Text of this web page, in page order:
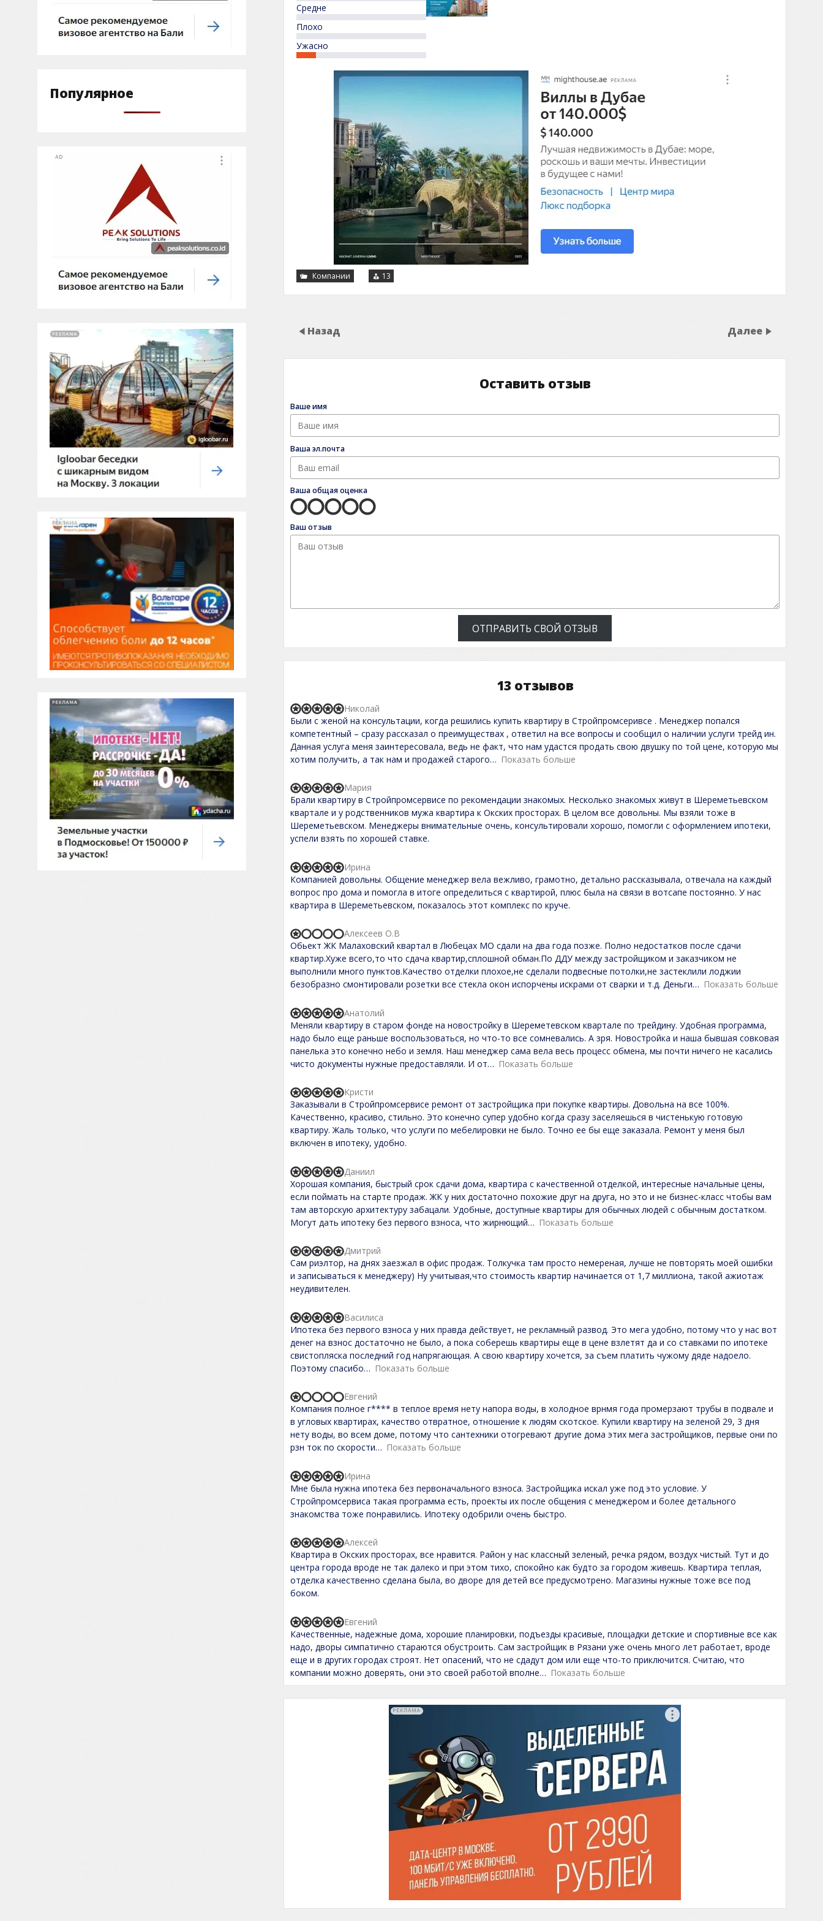
Средне
Плохо
Ужасно
Компании 13
Назад Далее
Оставить отзыв
Ваше имя
Ваша эл.почта
Ваша общая оценка
Ваш отзыв
ОТПРАВИТЬ СВОЙ ОТЗЫВ
13 отзывов
R
a
t
d
5
0
o
u
t
f
5
Были с женой на консультации, когда решились купить квартиру в Стройпромсеривсе . Менеджер попался
компетентный – сразу рассказал о преимуществах , ответил на все вопросы и сообщил о наличии услуги трейд ин.
Данная услуга меня заинтересовала, ведь не факт, что нам удастся продать свою двушку по той цене, которую мы
хотим получить, а так нам и продажей старого
Показать больше
Николай
R
a
t
e
d
5
0
o
u
t
o
f
Брали квартиру в Стройпромсервисе по рекомендации знакомых. Несколько знакомых живут в Шереметьевском
квартале и у родственников мужа квартира к Окских просторах. В целом все довольны. Мы взяли тоже в
Шереметьевском. Менеджеры внимательные очень, консультировали хорошо, помогли с оформлением ипотеки,
успели взять по хорошей ставке.
Мария
R
a
t
d
,
0
o
u
t
f
Компанией довольны. Общение менеджер вела вежливо, грамотно, детально рассказывала, отвечала на каждый
вопрос про дома и помогла в итоге определиться с квартирой, плюс была на связи в вотсапе постоянно. У нас
квартира в Шереметьевском, показалось этот комплекс по круче.
Ирина
R
a
t
e
d
1
0
o
u
t
o
f
5
Обьект ЖК Малаховский квартал в Любецах МО сдали на два года позже. Полно недостатков после сдачи
квартир.Хуже всего,то что сдача квартир,сплошной обман.По ДДУ между застройщиком и заказчиком не
выполнили много пунктов.Качество отделки плохое,не сделали подвесные потолки,не застеклили лоджии
безобразно смонтировали розетки все стекла окон испорчены искрами от сварки и т.д. Деньги
Показать больше
Алексеев О.В
R
a
t
d
5
0
o
u
t
f
5
Меняли квартиру в старом фонде на новостройку в Шереметевском квартале по трейдину. Удобная программа,
надо было еще раньше воспользоваться, но что-то все сомневались. А зря. Новостройка и наша бывшая совковая
панелька это конечно небо и земля. Наш менеджер сама вела весь процесс обмена, мы почти ничего не касались
чисто документы нужные предоставляли. И от
Показать больше
Анатолий
R
a
t
e
d
5
0
o
u
t
o
f
5
Заказывали в Стройпромсервисе ремонт от застройщика при покупке квартиры. Довольна на все 100%.
Качественно, красиво, стильно. Это конечно супер удобно когда сразу заселяешься в чистенькую готовую
квартиру. Жаль только, что услуги по мебелировки не было. Точно ее бы еще заказала. Ремонт у меня был
включен в ипотеку, удобно.
Кристи
R
a
t
d
5
0
o
u
t
f
Хорошая компания, быстрый срок сдачи дома, квартира с качественной отделкой, интересные начальные цены,
если поймать на старте продаж. ЖК у них достаточно похожие друг на друга, но это и не бизнес-класс чтобы вам
там авторскую архитектуру забацали. Удобные, доступные квартиры для обычных людей с обычным достатком.
Могут дать ипотеку без первого взноса, что жирнющий
Показать больше
Даниил
R
a
t
e
d
,
0
o
u
t
o
f
Сам риэлтор, на днях заезжал в офис продаж. Толкучка там просто немереная, лучше не повторять моей ошибки
и записываться к менеджеру) Ну учитывая,что стоимость квартир начинается от 1,7 миллиона, такой ажиотаж
неудивителен.
Дмитрий
R
a
t
d
5
0
o
u
t
f
5
Ипотека без первого взноса у них правда действует, не рекламный развод. Это мега удобно, потому что у нас вот
денег на взнос достаточно не было, а пока соберешь квартиры еще в цене взлетят да и со ставками по ипотеке
свистопляска последний год напрягающая. А свою квартиру хочется, за съем платить чужому дяде надоело.
Поэтому спасибо
Показать больше
Василиса
R
a
t
e
d
1
0
o
u
t
o
f
Компания полное г**** в теплое время нету напора воды, в холодное врнмя года промерзают трубы в подвале и
в угловых квартирах, качество отвратное, отношение к людям скотское. Купили квартиру на зеленой 29, 3 дня
нету воды, во всем доме, потому что сантехники отогревают другие дома этих мега застройщиков, первые они по
рзн ток по скорости
Показать больше
Евгений
R
a
t
e
d
,
0
o
u
t
f
Мне была нужна ипотека без первоначального взноса. Застройщика искал уже под это условие. У
Стройпромсервиса такая программа есть, проекты их после общения с менеджером и более детального
знакомства тоже понравились. Ипотеку одобрили очень быстро.
Ирина
R
a
t
e
d
5
0
o
u
t
o
f
5
Квартира в Окских просторах, все нравится. Район у нас классный зеленый, речка рядом, воздух чистый. Тут и до
центра города вроде не так далеко и при этом тихо, спокойно как будто за городом живешь. Квартира теплая,
отделка качественно сделана была, во дворе для детей все предусмотрено. Магазины нужные тоже все под
боком.
Алексей
R
a
t
e
d
5
,
Качественные, надежные дома, хорошие планировки, подъезды красивые, площадки детские и спортивные все как
надо, дворы симпатично стараются обустроить. Сам застройщик в Рязани уже очень много лет работает, вроде
еще и в других городах строят. Нет опасений, что не сдадут дом или еще что-то приключится. Считаю, что
компании можно доверять, они это своей работой вполне
Показать больше
Евгений
Популярное